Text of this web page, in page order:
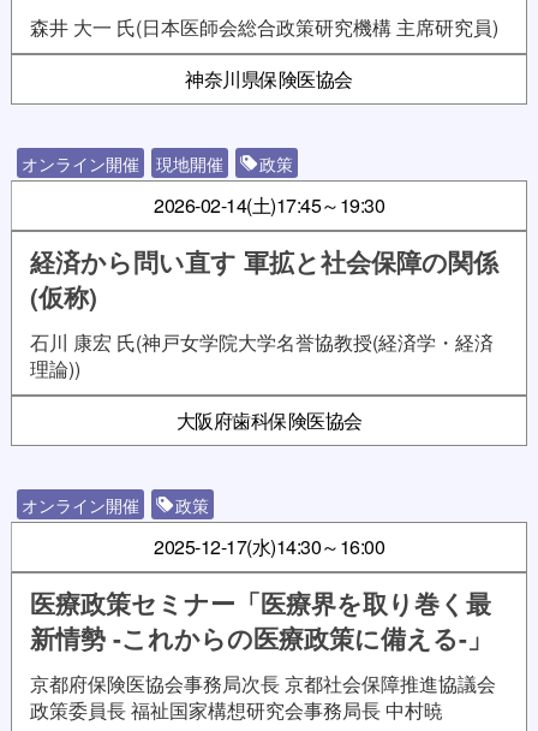
森井 大一 氏(日本医師会総合政策研究機構 主席研究員)
神奈川県保険医協会
オンライン開催 現地開催 政策
2026-02-14(土)17:45～19:30
経済から問い直す 軍拡と社会保障の関係
(仮称)
石川 康宏 氏(神戸女学院大学名誉協教授(経済学・経済
理論))
大阪府歯科保険医協会
オンライン開催 政策
2025-12-17(水)14:30～16:00
医療政策セミナー「医療界を取り巻く最
新情勢 -これからの医療政策に備える-」
京都府保険医協会事務局次長 京都社会保障推進協議会
政策委員長 福祉国家構想研究会事務局長 中村暁